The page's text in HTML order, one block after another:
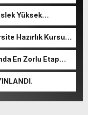
Yüksek
Hazırlık Kursu
En Zorlu Etap